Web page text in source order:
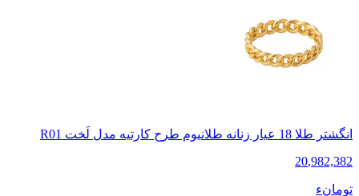
انگشتر طلا 18 عیار زنانه طلانیوم طرح کارتیه مدل لَخت R01
20,982,382
تومانء